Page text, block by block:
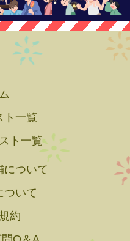
ト一覧
ト一覧
について
ついて
約